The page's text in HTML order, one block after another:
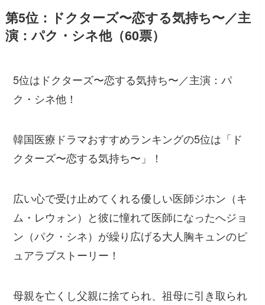
第5位：ドクターズ〜恋する気持ち〜／主
演：パク・シネ他（60票）
5位はドクターズ〜恋する気持ち〜／主演：パ
ク・シネ他！
韓国医療ドラマおすすめランキングの5位は「ド
クターズ〜恋する気持ち〜」！
広い心で受け止めてくれる優しい医師ジホン（キ
ム・レウォン）と彼に憧れて医師になったへジョ
ン（パク・シネ）が繰り広げる大人胸キュンのピ
ュアラブストーリー！
母親を亡くし父親に捨てられ、祖母に引き取られ